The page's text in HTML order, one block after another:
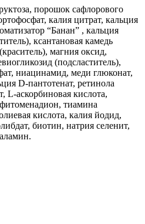
порошок сафлорового
калия цитрат, кальция
“Банан” , кальция
ксантановая камедь
магния оксид,
(подсластитель),
ниацинамид, меди глюконат,
D-пантотенат, ретинола
L-аскорбиновая кислота,
тиамина
кислота, калия йодид,
биотин, натрия селенит,